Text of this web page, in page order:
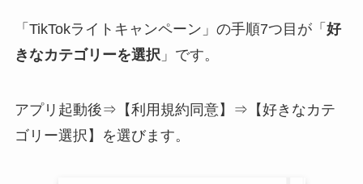
「TikTokライトキャンペーン」の手順7つ目が「 好
きなカテゴリーを選択 」です。
アプリ起動後⇒【利用規約同意】⇒【好きなカテ
ゴリー選択】を選びます。